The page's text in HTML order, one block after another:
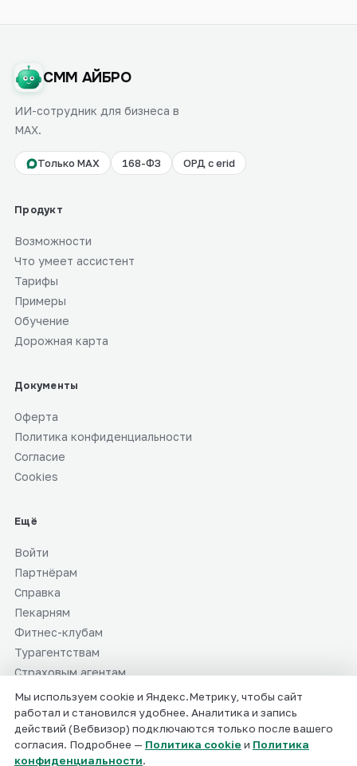
СММ АЙБРО
ИИ-сотрудник для бизнеса в
MAX.
Только MAX 168-ФЗ ОРД с erid
Продукт
Возможности
Что умеет ассистент
Тарифы
Примеры
Обучение
Дорожная карта
Документы
Оферта
Политика конфиденциальности
Согласие
Cookies
Ещё
Войти
Партнёрам
Справка
Пекарням
Фитнес-клубам
Турагентствам
Страховым агентам
СММ-специалистам
ИП Мальцев Валерий Валерьевич · ИНН 519041916737
Мы используем cookie и Яндекс.Метрику, чтобы сайт
работал и становился удобнее. Аналитика и запись
действий (Вебвизор) подключаются только после вашего
согласия. Подробнее — Политика cookie и Политика
конфиденциальности.